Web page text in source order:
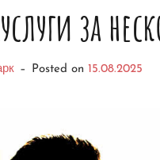
за
– Posted on 15.08.2025